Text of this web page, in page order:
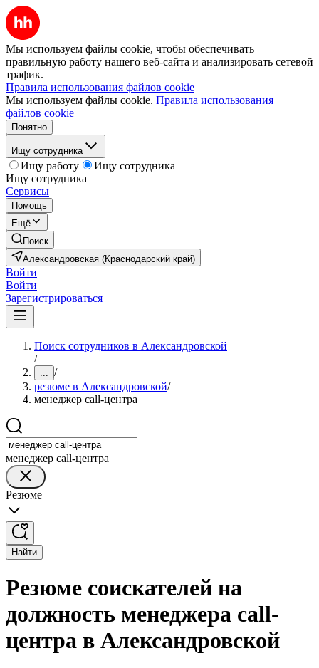
Мы используем файлы cookie, чтобы обеспечивать
правильную работу нашего веб-сайта и анализировать сетевой
трафик.
Правила использования файлов cookie
Мы используем файлы cookie. Правила использования
файлов cookie
Понятно
Ищу сотрудника
Ищу работу
Ищу сотрудника
Ищу сотрудника
Сервисы
Помощь
Ещё
Поиск
Александровская (Краснодарский край)
Войти
Войти
Зарегистрироваться
Поиск сотрудников в Александровской
/
... /
резюме в Александровской/
менеджер call-центра
менеджер call-центра
Резюме
Найти
Резюме соискателей на
должность менеджера call-
центра в Александровской